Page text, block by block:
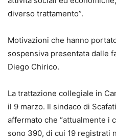
diverso trattamento”.
Motivazioni che hanno
sospensiva presentata dalle
Diego Chirico.
La trattazione collegiale in
il 9 marzo. Il sindaco di
affermato che “attualmente i
sono 390, di cui 19 registrati